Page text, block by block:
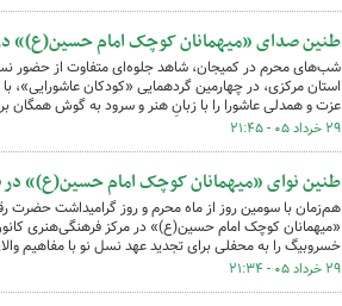
طنین صدای «میهمانان کوچک امام حسین(ع)»
شب‌های محرم در کمیجان، شاهد جلوه‌ای متفاوت از حضور
استان مرکزی، در چهارمین گردهمایی «کودکان عاشورایی»،
عزت و همدلی عاشورا را با زبانِ هنر و سرود به گوش همگان
۲۹ خرداد ۰۵ - ۲۱:۴۵
طنین نوای «میهمانان کوچک امام حسین(ع)»
هم‌زمان با سومین روز از ماه محرم و روز گرامیداشت حضرت
«میهمانان کوچک امام حسین(ع)» در مرکز فرهنگی‌هنری
خسروبیگ را به محفلی برای تجدید عهد نسل نو با مفاهیم
۲۹ خرداد ۰۵ - ۲۱:۳۴